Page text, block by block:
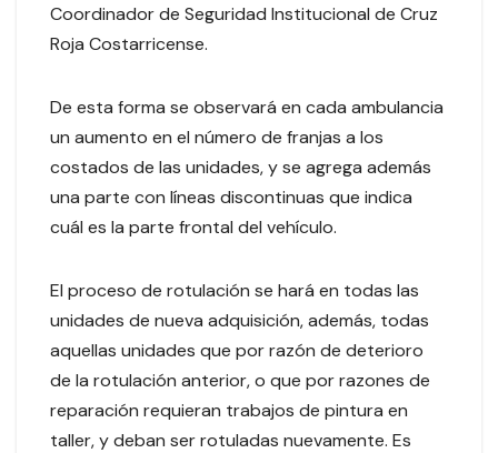
Coordinador de Seguridad Institucional de Cruz
Roja Costarricense.
De esta forma se observará en cada ambulancia
un aumento en el número de franjas a los
costados de las unidades, y se agrega además
una parte con líneas discontinuas que indica
cuál es la parte frontal del vehículo.
El proceso de rotulación se hará en todas las
unidades de nueva adquisición, además, todas
aquellas unidades que por razón de deterioro
de la rotulación anterior, o que por razones de
reparación requieran trabajos de pintura en
taller, y deban ser rotuladas nuevamente. Es